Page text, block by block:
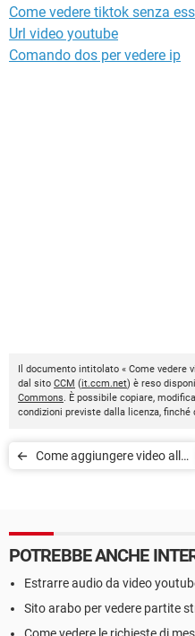
Come vedere tiktok senza
Url video youtube
Comando dos per vedere ip
Il documento intitolato « Come vedere
dal sito CCM (it.ccm.net) è reso
Commons. È possibile copiare,
condizioni previste dalla licenza,
Come aggiungere video alla
POTREBBE ANCHE
Estrarre audio da video
Sito arabo per vedere partite